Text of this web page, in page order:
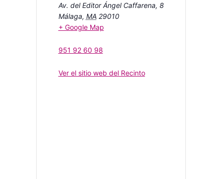
Av. del Editor Ángel Caffarena, 8
Málaga, MA 29010
+ Google Map
951 92 60 98
Ver el sitio web del Recinto